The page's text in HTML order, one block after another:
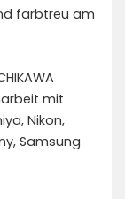
farbtreu am
mit
Nikon,
Samsung